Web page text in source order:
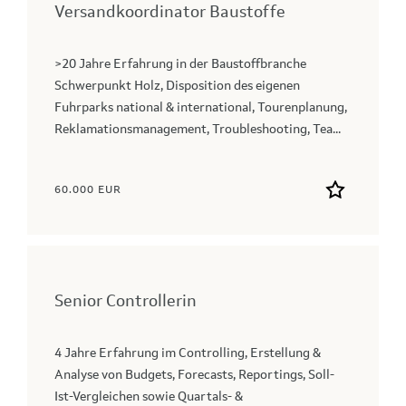
Versandkoordinator Baustoffe
>20 Jahre Erfahrung in der Baustoffbranche
Schwerpunkt Holz, Disposition des eigenen
Fuhrparks national & international, Tourenplanung,
Reklamationsmanagement, Troubleshooting, Tea...
60.000 EUR
Senior Controllerin
4 Jahre Erfahrung im Controlling, Erstellung &
Analyse von Budgets, Forecasts, Reportings, Soll-
Ist-Vergleichen sowie Quartals- &